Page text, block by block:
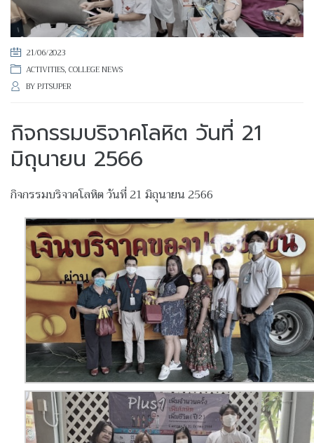
21/06/2023
ACTIVITIES, COLLEGE NEWS
BYPJTSUPER
กิจกรรมบริจาคโลหิต วันที่ 21
มิถุนายน 2566
กิจกรรมบริจาคโลหิต วันที่ 21 มิถุนายน 2566